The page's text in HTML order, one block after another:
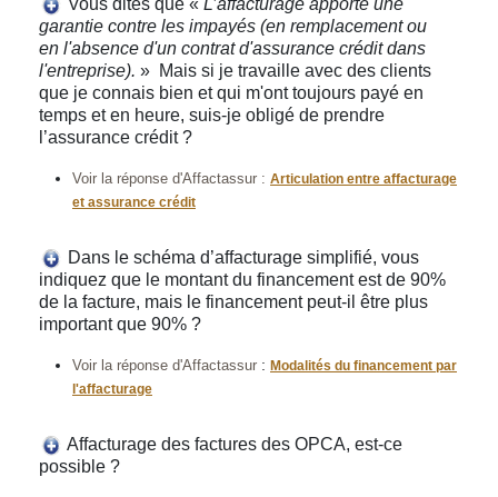
Vous dites que « L’affacturage apporte une
garantie contre les impayés (en remplacement ou
en l'absence d'un contrat d'assurance crédit dans
l'entreprise). » Mais si je travaille avec des clients
que je connais bien et qui m'ont toujours payé en
temps et en heure, suis-je obligé de prendre
l’assurance crédit ?
Voir la réponse d'Affactassur : Articulation entre affacturage
et assurance crédit
Dans le schéma d’affacturage simplifié, vous
indiquez que le montant du financement est de 90%
de la facture, mais le financement peut-il être plus
important que 90% ?
Voir la réponse d'Affactassur : Modalités du financement par
l'affacturage
Affacturage des factures des OPCA, est-ce
possible ?